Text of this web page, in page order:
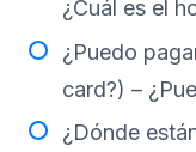
¿Cuál es el
¿Puedo
card?) –
¿Dónde